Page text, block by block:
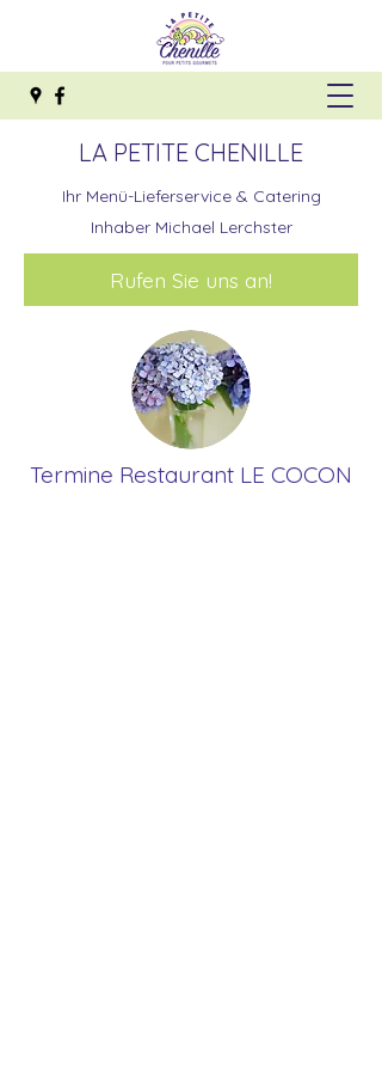
LA PETITE CHENILLE
Ihr Menü-Lieferservice & Catering
Inhaber Michael Lerchster
Rufen Sie uns an!
Termine Restaurant LE COCON